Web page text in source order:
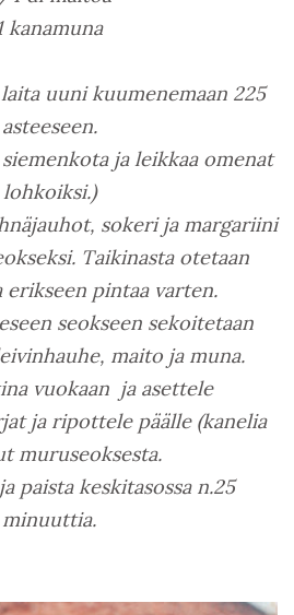
kanamuna
uuni kuumenemaan 225
asteeseen.
ja leikkaa omenat
lohkoiksi.)
sokeri ja margariini
Taikinasta otetaan
erikseen pintaa varten.
seokseen sekoitetaan
maito ja muna.
vuokaan ja asettele
ja ripottele päälle (kanelia
muruseoksesta.
paista keskitasossa n.25
minuuttia.